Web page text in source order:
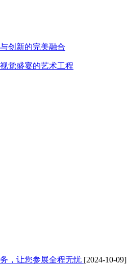
创新的完美融合
觉盛宴的艺术工程
，让您参展全程无忧 [2024-10-09]